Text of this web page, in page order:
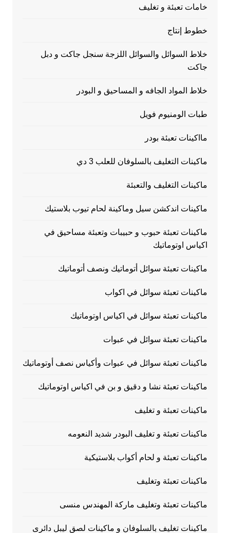
خامات تعبئة و تغليف
خطوط إنتاج
خلاط السوائل والسوائل اللزجة سنجل جاكت و دبل
جاكت
خلاط المواد الجافه و المساحيق و البودر
طبات الومنيوم فويل
مااكينات تعبئة بودر
ماكينات التغليف بالسلوفان للعلب 3 دي
ماكينات التغليف والتعبئة
ماكينات اندكشن سيل وماكينة لحام تيوب بلاستيك
ماكينات تعبئة حبوب و حبيبات وتعبئة مساحيق في
اكياس اوتوماتيك
ماكينات تعبئة سوائل أتوماتيك ونصف أتوماتيك
ماكينات تعبئة سوائل في اكواب
ماكينات تعبئة سوائل في اكياس اوتوماتيك
ماكينات تعبئة سوائل في عبوات
ماكينات تعبئة سوائل في عبوات وأكياس نصف أوتوماتيك
ماكينات تعبئة نشا و دقيق و بن في اكياس اوتوماتيك
ماكينات تعبئة و تغليف
ماكينات تعبئة و تغليف البودر شديد النعومه
ماكينات تعبئة و لحام أكواب بلاستيكية
ماكينات تعبئة وتغليف
ماكينات تعبئة وتغليف ماركة المهندس منسى
ماكينات تغليف بالسلوفان و ماكينات لصق ليبل دائرى